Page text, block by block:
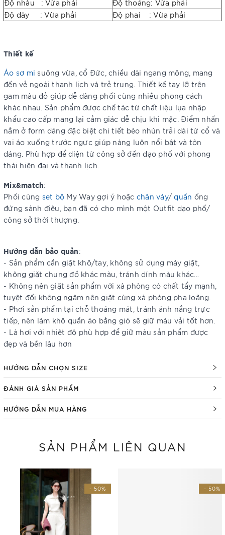
Độ nhàu : Vừa phải
Độ thoáng: Vừa phải
Độ dày : Vừa phải
Độ phai : Vừa phải
Thiết kế
Áo sơ mi suông vừa, cổ Đức, chiều dài ngang mông, mang
đến vẻ ngoài thanh lịch và trẻ trung. Thiết kế tay lỡ trên
gam màu đỏ giúp dễ dàng phối cùng nhiều phong cách
khác nhau. Sản phẩm được chế tác từ chất liệu lụa nhập
khẩu cao cấp mang lại cảm giác dễ chịu khi mặc. Điểm nhấn
nằm ở form dáng đặc biệt chi tiết bèo nhún trải dài từ cổ và
vai áo xuống trước ngực giúp nàng luôn nổi bật và tôn
dáng. Phù hợp để diện từ công sở đến dạo phố với phong
thái hiện đại và thanh lịch.
Mix&match:
Phối cùng set bộ My Way gợi ý hoặc chân váy/quần ống
đứng sành điệu, bạn đã có cho mình một Outfit dạo phố/
công sở thời thượng.
Hướng dẫn bảo quản:
- Sản phẩm cần giặt khô/tay, không sử dụng máy giặt,
không giặt chung đồ khác màu, tránh dính màu khác…
- Không nên giặt sản phẩm với xà phòng có chất tẩy mạnh,
tuyệt đối không ngâm nên giặt cùng xà phòng pha loãng.
- Phơi sản phẩm tại chỗ thoáng mát, tránh ánh nắng trực
tiếp, nên làm khô quần áo bằng gió sẽ giữ màu vải tốt hơn.
- Là hơi với nhiệt độ phù hợp để giữ màu sản phẩm được
đẹp và bền lâu hơn
HƯỚNG DẪN CHỌN SIZE
ĐÁNH GIÁ SẢN PHẨM
HƯỚNG DẪN MUA HÀNG
SẢN PHẨM LIÊN QUAN
- 50% - 50%